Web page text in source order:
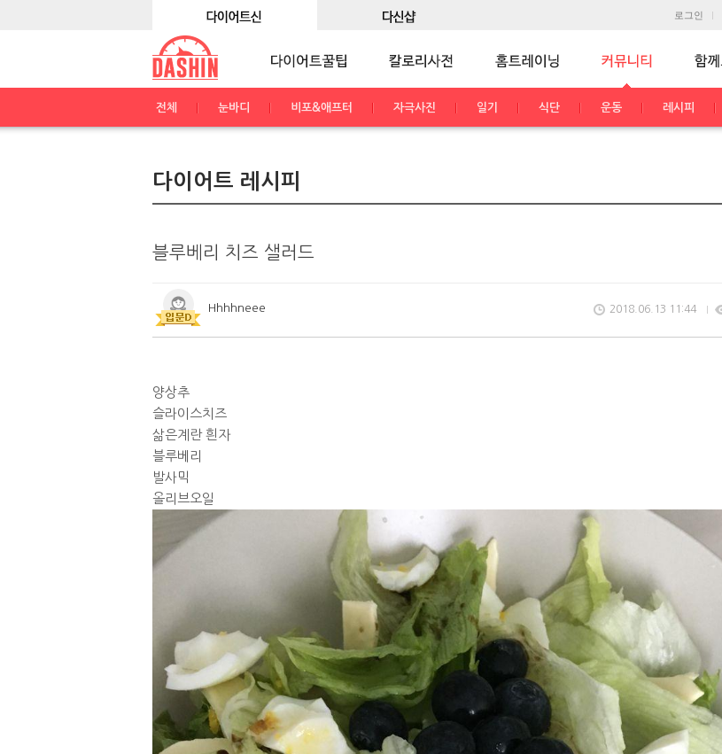
로그인
전체 눈바디 비포&애프터 자극사진 일기 식단 운동 레시피
다이어트 레시피
블루베리 치즈 샐러드
Hhhhneee 2018.06.13 11:44
양상추
슬라이스치즈
삶은계란 흰자
블루베리
발사믹
올리브오일